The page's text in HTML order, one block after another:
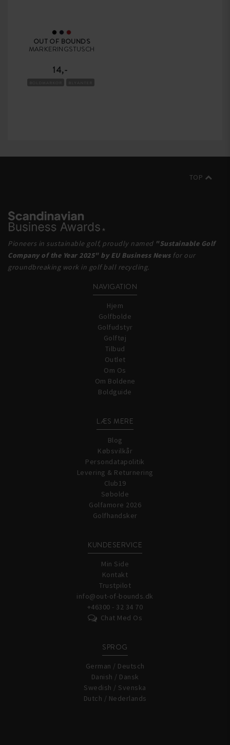
OUT OF BOUNDS
MARKERINGSTUSCH
14,-
Pioneers in sustainable golf, proudly named "Sustainable Golf
Company of the Year 2025" by EU Business Newsfor our
groundbreaking work in golf ball recycling.
TOP
NAVIGATION
Hjem
Golfbolde
Golfudstyr
Golftøj
Tilbud
Outlet
Om Os
Om Boldene
Boldguide
LÆS MERE
Blog
Købsvilkår
Persondatapolitik
Levering & Returnering
Club19
Søbolde
Golfamore 2026
Golfhandsker
KUNDESERVICE
Min Side
Kontakt
Trustpilot
info@out-of-bounds.dk
+46300 - 32 34 70
Chat Med Os
SPROG
German / Deutsch
Danish / Dansk
Swedish / Svenska
Dutch / Nederlands